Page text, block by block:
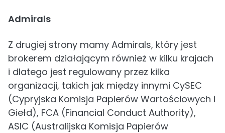
Admirals
Z drugiej strony mamy Admirals, który jest
brokerem działającym również w kilku krajach
i dlatego jest regulowany przez kilka
organizacji, takich jak między innymi CySEC
(Cypryjska Komisja Papierów Wartościowych i
Giełd), FCA (Financial Conduct Authority),
ASIC (Australijska Komisja Papierów